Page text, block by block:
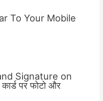
To Your Mobile
Signature on
पर फोटो और